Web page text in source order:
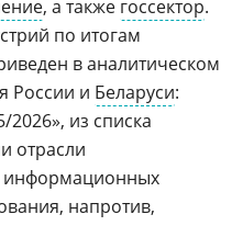
, а также госсектор.
по итогам
в аналитическом
России и Беларуси:
из списка
отрасли
информационных
напротив,